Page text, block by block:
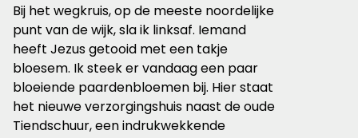
Bij het wegkruis, op de meeste noordelijke
punt van de wijk, sla ik linksaf. Iemand
heeft Jezus getooid met een takje
bloesem. Ik steek er vandaag een paar
bloeiende paardenbloemen bij. Hier staat
het nieuwe verzorgingshuis naast de oude
Tiendschuur, een indrukwekkende